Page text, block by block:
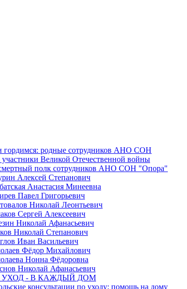
родные сотрудников АНО СОН
Великой Отечественной войны
полк сотрудников АНО СОН "Опора"
Алексей Степанович
Анастасия Минеевна
Павел Григорьевич
Николай Леонтьевич
Сергей Алексеевич
Николай Афанасьевич
Николай Степанович
Иван Васильевич
Фёдор Михайлович
Нонна Фёдоровна
Николай Афанасьевич
УХОД - В КАЖДЫЙ ДОМ
консультации по уходу: помощь на дому